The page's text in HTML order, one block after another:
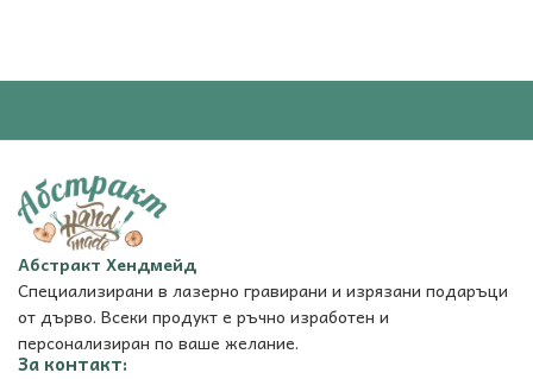
Абстракт Хендмейд
Специализирани в лазерно гравирани и изрязани подаръци
от дърво. Всеки продукт е ръчно изработен и
персонализиран по ваше желание.
За контакт: